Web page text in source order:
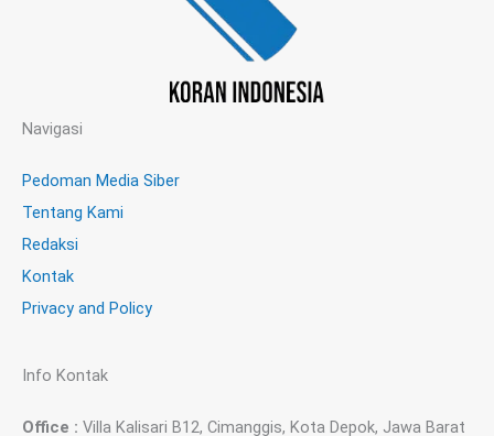
Navigasi
Pedoman Media Siber
Tentang Kami
Redaksi
Kontak
Privacy and Policy
Info Kontak
Office : Villa Kalisari B12, Cimanggis, Kota Depok, Jawa Barat